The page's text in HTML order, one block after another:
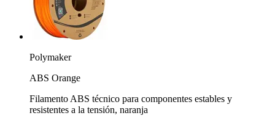
Polymaker
ABS Orange
Filamento ABS técnico para componentes estables y
resistentes a la tensión, naranja